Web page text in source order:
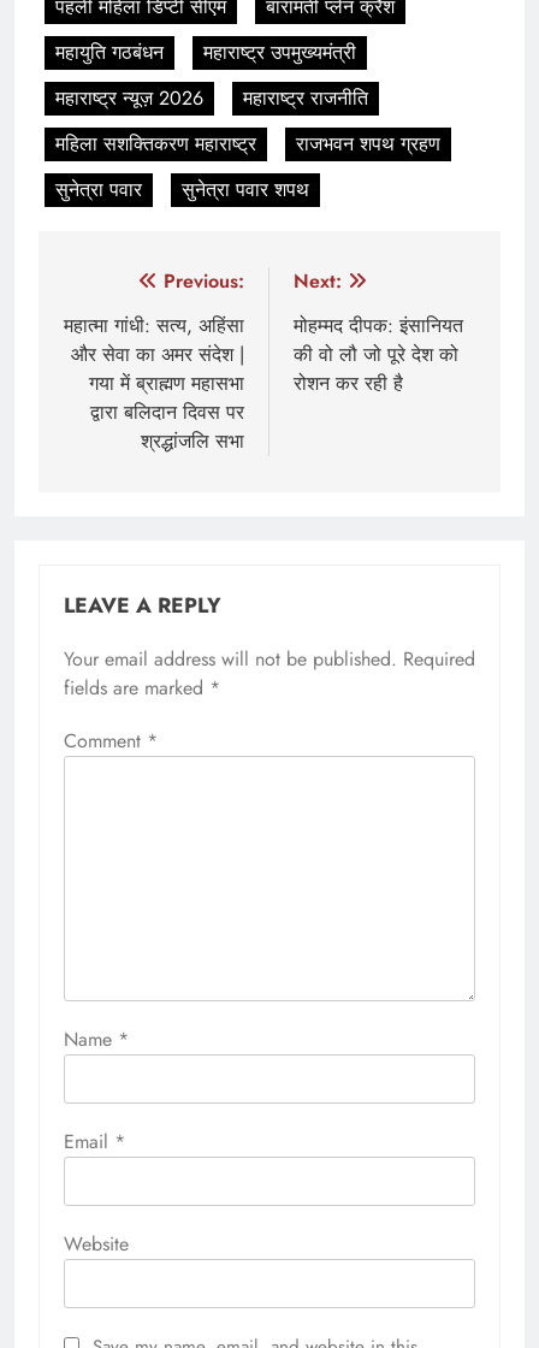
पहली महिला डिप्टी सीएम
बारामती प्लेन क्रैश
महायुति गठबंधन
महाराष्ट्र उपमुख्यमंत्री
महाराष्ट्र न्यूज़ 2026
महाराष्ट्र राजनीति
महिला सशक्तिकरण महाराष्ट्र
राजभवन शपथ ग्रहण
सुनेत्रा पवार
सुनेत्रा पवार शपथ
navigation
Previous:
महात्मा गांधी: सत्य, अहिंसा
और सेवा का अमर संदेश |
गया में ब्राह्मण महासभा
द्वारा बलिदान दिवस पर
श्रद्धांजलि सभा
Next:
मोहम्मद दीपक: इंसानियत
की वो लौ जो पूरे देश को
रोशन कर रही है
LEAVE A REPLY
Your email address will not be published. Required
fields are marked *
Comment *
Name *
Email *
Website